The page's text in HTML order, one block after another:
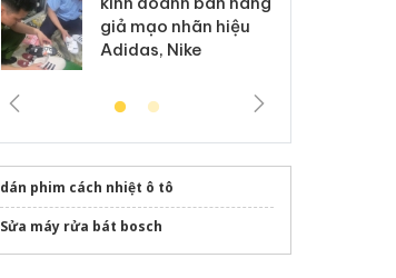
giả mạo nhãn hiệu
Adidas, Nike
dán phim cách nhiệt ô tô
Sửa máy rửa bát bosch